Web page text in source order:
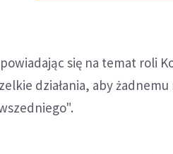
się na temat roli
działania, aby